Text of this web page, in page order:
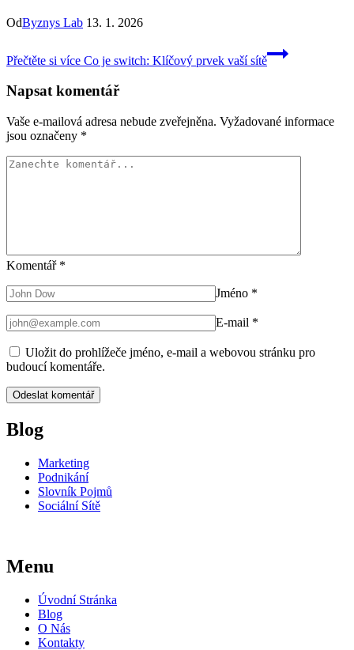
OdByznys Lab 13. 1. 2026
Přečtěte si více Co je switch: Klíčový prvek vaší sítě
Napsat komentář
Vaše e-mailová adresa nebude zveřejněna. Vyžadované informace
jsou označeny *
Komentář *
Jméno *
E-mail *
Uložit do prohlížeče jméno, e-mail a webovou stránku pro
budoucí komentáře.
Blog
Marketing
Podnikání
Slovník Pojmů
Sociální Sítě
Menu
Úvodní Stránka
Blog
O Nás
Kontakty